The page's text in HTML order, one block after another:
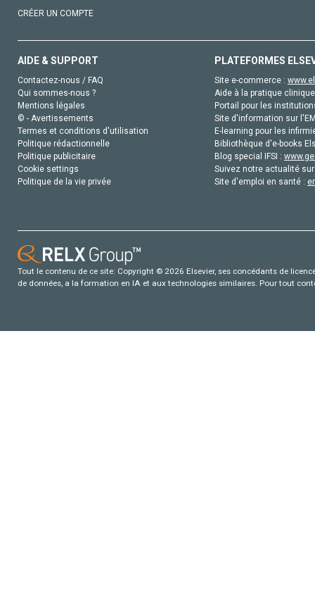
CRÉER UN COMPTE
AIDE & SUPPORT
Contactez-nous / FAQ
Qui sommes-nous ?
Mentions légales
© - Avertissements
Termes et conditions d'utilisation
Politique rédactionnelle
Politique publicitaire
Cookie settings
Politique de la vie privée
PLATEFORMES
Site e-commerce :
Aide à la pratique
Portail pour les
Site d'information sur
E-learning pour les
Bibliothèque d'e-books
Blog special IFSI :
Suivez notre actualité
Site d'emploi en santé :
Tout le contenu de ce site: Copyright © 2026 Elsevier, ses concédants de
de données, a la formation en IA et aux technologies similaires. Pour tout